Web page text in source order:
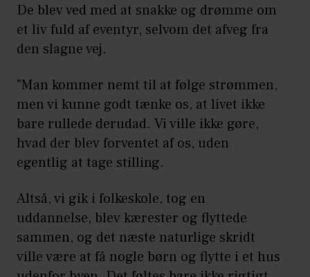
De blev ved med at snakke og drømme om
et liv fuld af eventyr, selvom det afveg fra
den slagne vej.
"Man kommer nemt til at følge strømmen,
men vi kunne godt tænke os, at livet ikke
bare rullede derudad. Vi ville ikke gøre,
hvad der blev forventet af os, uden
egentlig at tage stilling.
Altså, vi gik i folkeskole, tog en
uddannelse, blev kærester og flyttede
sammen, og det næste naturlige skridt
ville være at få nogle børn og flytte i et hus